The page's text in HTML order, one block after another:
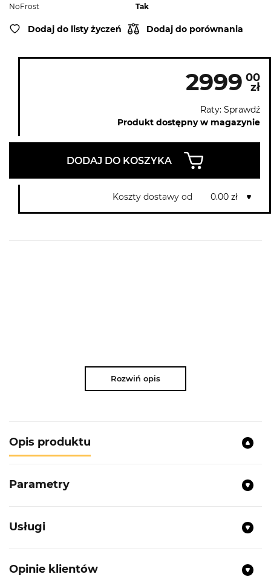
NoFrost
Tak
Dodaj do listy życzeń Dodaj do porównania
2999 00
zł
Raty: Sprawdź
Produkt dostępny w magazynie
DODAJ DO KOSZYKA
Koszty dostawy od 0.00 zł
Rozwiń opis
Opis produktu
Parametry
Usługi
Opinie klientów